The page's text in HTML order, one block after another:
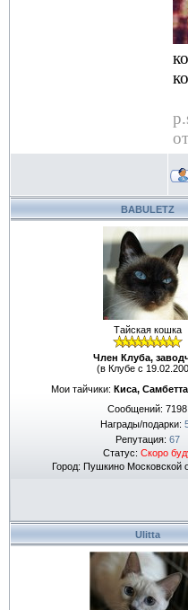
BABULETZ
Тайская кошка
Член Клуба,
(в Клубе с
Мои тайчики: Киса,
Сообщений: 7198
Награды/подарки:
Репутация: 67
Статус: Скоро
Город: Пушкино Московской
Ulitta